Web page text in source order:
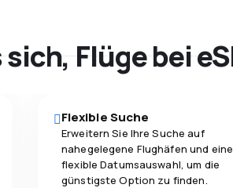
Flüge bei
Flexible Suche
Erweitern Sie Ihre Suche auf
nahegelegene Flughäfen und eine
flexible Datumsauswahl, um die
günstigste Option zu finden.